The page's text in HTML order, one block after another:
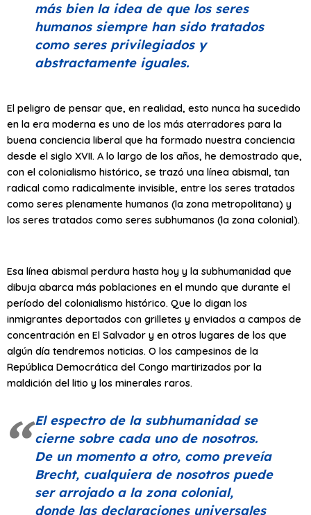
más bien la idea de que los seres
humanos siempre han sido tratados
como seres privilegiados y
abstractamente iguales.
El peligro de pensar que, en realidad, esto nunca ha sucedido
en la era moderna es uno de los más aterradores para la
buena conciencia liberal que ha formado nuestra conciencia
desde el siglo XVII. A lo largo de los años, he demostrado que,
con el colonialismo histórico, se trazó una línea abismal, tan
radical como radicalmente invisible, entre los seres tratados
como seres plenamente humanos (la zona metropolitana) y
los seres tratados como seres subhumanos (la zona colonial).
Esa línea abismal perdura hasta hoy y la subhumanidad que
dibuja abarca más poblaciones en el mundo que durante el
período del colonialismo histórico. Que lo digan los
inmigrantes deportados con grilletes y enviados a campos de
concentración en El Salvador y en otros lugares de los que
algún día tendremos noticias. O los campesinos de la
República Democrática del Congo martirizados por la
maldición del litio y los minerales raros.
El espectro de la subhumanidad se
cierne sobre cada uno de nosotros.
De un momento a otro, como preveía
Brecht, cualquiera de nosotros puede
ser arrojado a la zona colonial,
donde las declaraciones universales